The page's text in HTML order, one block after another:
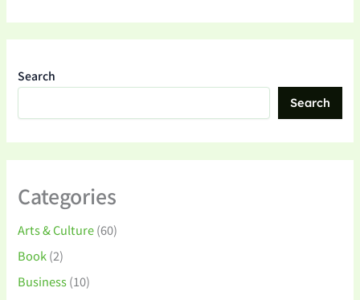
Search
Search
Categories
Arts & Culture(60)
Book(2)
Business(10)